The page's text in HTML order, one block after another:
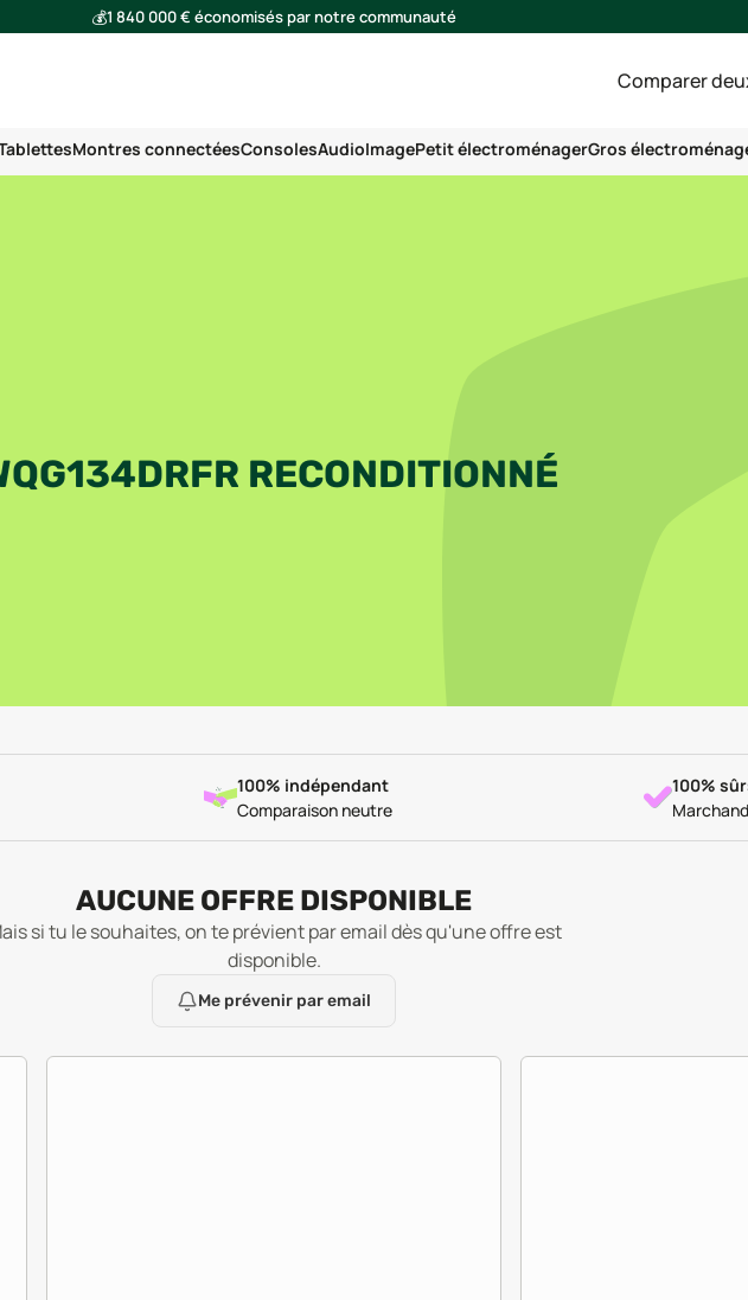
💰1 840 000 € économisés par notre communauté
Comparer
Montres connectéesConsolesAudioImagePetit électroménagerGros
RECONDITIONNÉ
100% indépendant
Comparaison neutre
100%
AUCUNE OFFRE DISPONIBLE
si tu le souhaites, on te prévient par email dès qu'une offre est
disponible.
Me prévenir par email